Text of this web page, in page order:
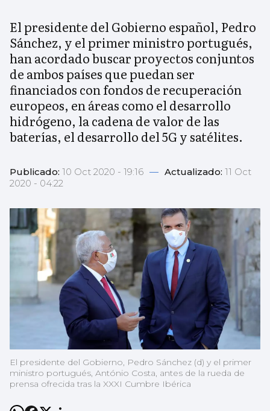
El presidente del Gobierno español, Pedro
Sánchez, y el primer ministro portugués,
han acordado buscar proyectos conjuntos
de ambos países que puedan ser
financiados con fondos de recuperación
europeos, en áreas como el desarrollo
hidrógeno, la cadena de valor de las
baterías, el desarrollo del 5G y satélites.
Publicado: 10 Oct 2020 - 19:16 — Actualizado: 11 Oct
2020 - 04:22
El presidente del Gobierno, Pedro Sánchez (d) y el primer
ministro portugués, António Costa, antes de la rueda de
prensa ofrecida tras la XXXI Cumbre Ibérica